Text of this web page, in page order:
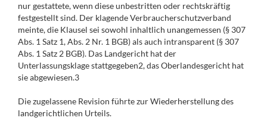
nur gestattete, wenn diese unbestritten oder rechtskräftig
festgestellt sind. Der klagende Verbraucherschutzverband
meinte, die Klausel sei sowohl inhaltlich unangemessen (§ 307
Abs. 1 Satz 1, Abs. 2 Nr. 1 BGB) als auch intransparent (§ 307
Abs. 1 Satz 2 BGB). Das Landgericht hat der
Unterlassungsklage stattgegeben2, das Oberlandesgericht hat
sie abgewiesen.3
Die zugelassene Revision führte zur Wiederherstellung des
landgerichtlichen Urteils.